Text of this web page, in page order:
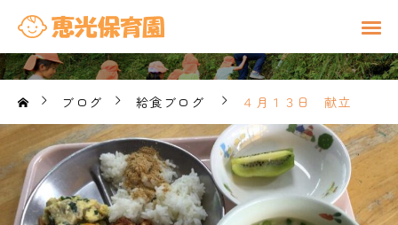
ブログ 給食ブログ ４月１３日 献立